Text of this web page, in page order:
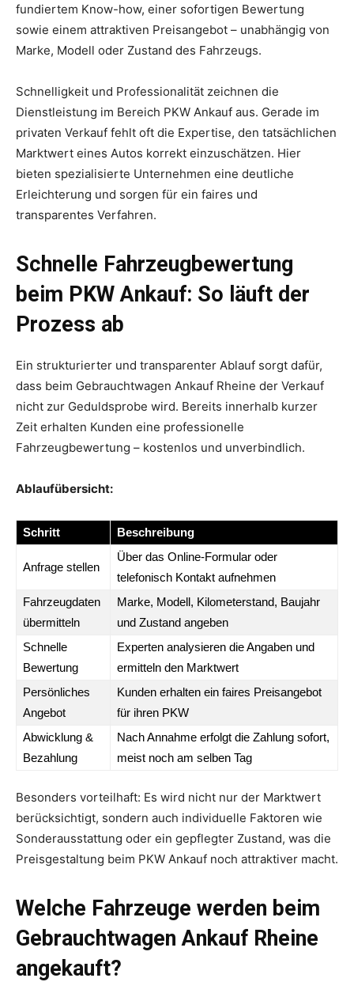
fundiertem Know-how, einer sofortigen Bewertung
sowie einem attraktiven Preisangebot – unabhängig von
Marke, Modell oder Zustand des Fahrzeugs.
Schnelligkeit und Professionalität zeichnen die
Dienstleistung im Bereich PKW Ankauf aus. Gerade im
privaten Verkauf fehlt oft die Expertise, den tatsächlichen
Marktwert eines Autos korrekt einzuschätzen. Hier
bieten spezialisierte Unternehmen eine deutliche
Erleichterung und sorgen für ein faires und
transparentes Verfahren.
Schnelle Fahrzeugbewertung
beim PKW Ankauf: So läuft der
Prozess ab
Ein strukturierter und transparenter Ablauf sorgt dafür,
dass beim Gebrauchtwagen Ankauf Rheine der Verkauf
nicht zur Geduldsprobe wird. Bereits innerhalb kurzer
Zeit erhalten Kunden eine professionelle
Fahrzeugbewertung – kostenlos und unverbindlich.
Ablaufübersicht:
Schritt Beschreibung
Anfrage stellen
Über das Online-Formular oder
telefonisch Kontakt aufnehmen
Fahrzeugdaten
übermitteln
Marke, Modell, Kilometerstand, Baujahr
und Zustand angeben
Schnelle
Bewertung
Experten analysieren die Angaben und
ermitteln den Marktwert
Persönliches
Angebot
Kunden erhalten ein faires Preisangebot
für ihren PKW
Abwicklung &
Bezahlung
Nach Annahme erfolgt die Zahlung sofort,
meist noch am selben Tag
Besonders vorteilhaft: Es wird nicht nur der Marktwert
berücksichtigt, sondern auch individuelle Faktoren wie
Sonderausstattung oder ein gepflegter Zustand, was die
Preisgestaltung beim PKW Ankauf noch attraktiver macht.
Welche Fahrzeuge werden beim
Gebrauchtwagen Ankauf Rheine
angekauft?